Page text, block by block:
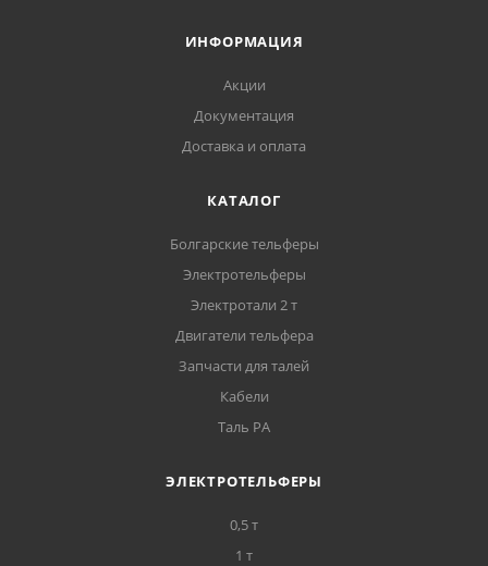
ИНФОРМАЦИЯ
Акции
Документация
Доставка и оплата
КАТАЛОГ
Болгарские тельферы
Электротельферы
Электротали 2 т
Двигатели тельфера
Запчасти для талей
Кабели
Таль РА
ЭЛЕКТРОТЕЛЬФЕРЫ
0,5 т
1 т